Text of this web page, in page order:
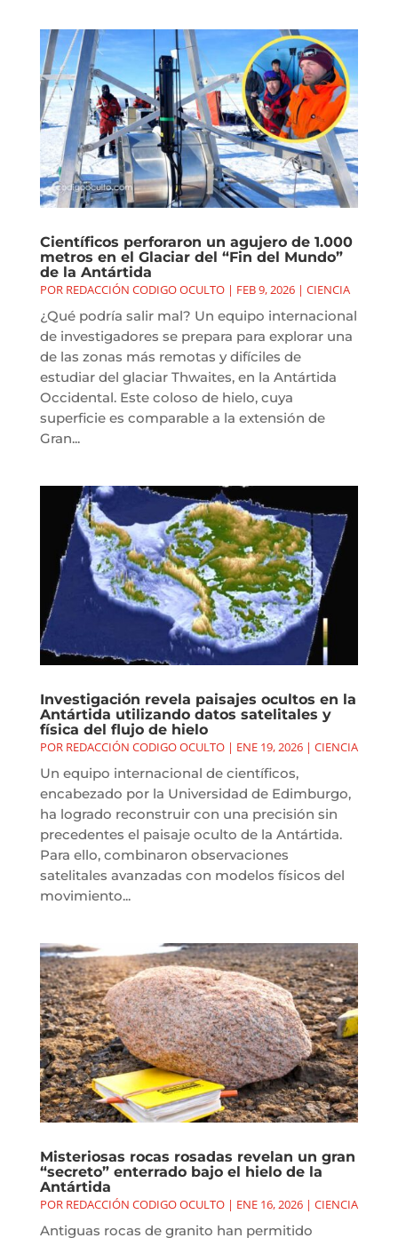
Científicos perforaron un agujero de 1.000
metros en el Glaciar del “Fin del Mundo”
de la Antártida
POR REDACCIÓN CODIGO OCULTO| FEB 9, 2026| CIENCIA
¿Qué podría salir mal? Un equipo internacional
de investigadores se prepara para explorar una
de las zonas más remotas y difíciles de
estudiar del glaciar Thwaites, en la Antártida
Occidental. Este coloso de hielo, cuya
superficie es comparable a la extensión de
Gran...
Investigación revela paisajes ocultos en la
Antártida utilizando datos satelitales y
física del flujo de hielo
POR REDACCIÓN CODIGO OCULTO| ENE 19, 2026| CIENCIA
Un equipo internacional de científicos,
encabezado por la Universidad de Edimburgo,
ha logrado reconstruir con una precisión sin
precedentes el paisaje oculto de la Antártida.
Para ello, combinaron observaciones
satelitales avanzadas con modelos físicos del
movimiento...
Misteriosas rocas rosadas revelan un gran
“secreto” enterrado bajo el hielo de la
Antártida
POR REDACCIÓN CODIGO OCULTO| ENE 16, 2026| CIENCIA
Antiguas rocas de granito han permitido